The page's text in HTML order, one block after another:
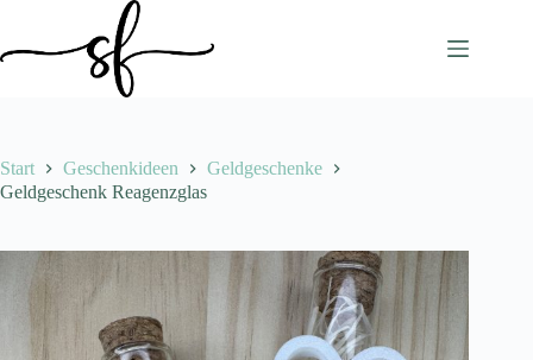
springen
Start Geschenkideen
Geldgeschenke
Geldgeschenk Reagenzglas